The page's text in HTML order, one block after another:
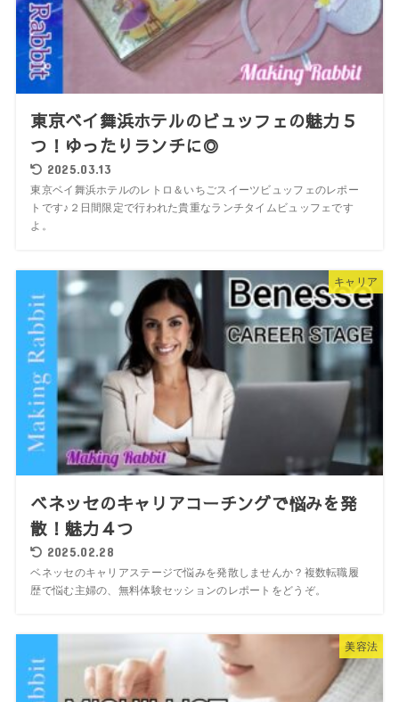
東京ベイ舞浜ホテルのビュッフェの魅力５
つ！ゆったりランチに◎
2025.03.13
東京ベイ舞浜ホテルのレトロ＆いちごスイーツビュッフェのレポー
トです♪２日間限定で行われた貴重なランチタイムビュッフェです
よ。
キャリア
ベネッセのキャリアコーチングで悩みを発
散！魅力４つ
2025.02.28
ベネッセのキャリアステージで悩みを発散しませんか？複数転職履
歴で悩む主婦の、無料体験セッションのレポートをどうぞ。
美容法